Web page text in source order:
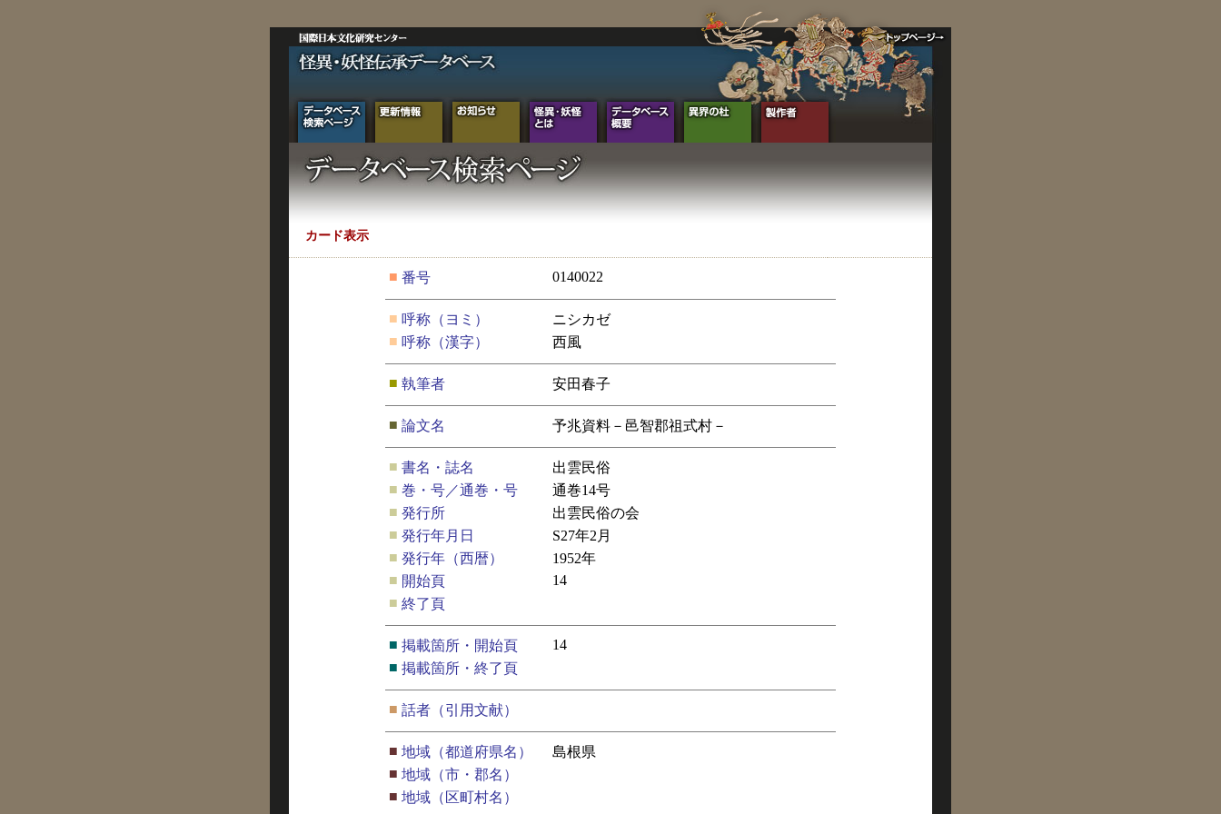
カード表示
■ 番号 0140022
■ 呼称（ヨミ）
ニシカゼ
■ 呼称（漢字） 西風
■ 執筆者 安田春子
■ 論文名 予兆資料－邑智郡祖式村－
■ 書名・誌名
出雲民俗
■ 巻・号／通巻・号
通巻14号
■ 発行所
出雲民俗の会
■ 発行年月日
S27年2月
■ 発行年（西暦）
1952年
■ 開始頁
14
■ 終了頁
■ 掲載箇所・開始頁
14
■ 掲載箇所・終了頁
■ 話者（引用文献）
■ 地域（都道府県名）
島根県
■ 地域（市・郡名）
■ 地域（区町村名）